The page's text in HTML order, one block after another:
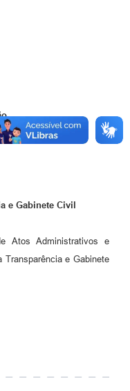
e Gabinete Civil
Atos Administrativos e
Transparência e Gabinete